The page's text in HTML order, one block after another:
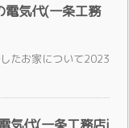
気代(一条工務
たお家について2023